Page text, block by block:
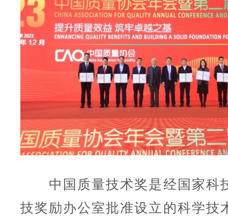
中国质量技术奖是经国家科
技奖励办公室批准设立的科学技